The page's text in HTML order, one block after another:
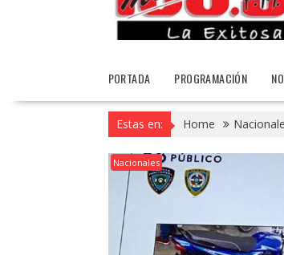
PORTADA PROGRAMACIÓN
Estas en: Home
Nacionales